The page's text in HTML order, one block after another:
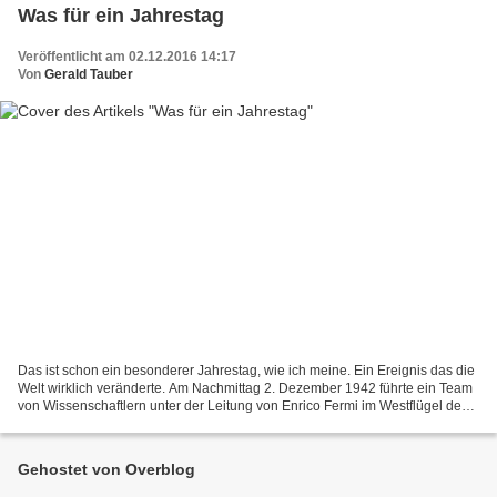
Was für ein Jahrestag
Veröffentlicht am 02.12.2016 14:17
Von Gerald Tauber
Das ist schon ein besonderer Jahrestag, wie ich meine. Ein Ereignis das die
Welt wirklich veränderte. Am Nachmittag 2. Dezember 1942 führte ein Team
von Wissenschaftlern unter der Leitung von Enrico Fermi im Westflügel des
Gehostet von Overblog